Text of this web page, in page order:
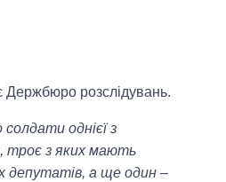
Держбюро розслідувань.
однієї з
троє з яких мають
депутатів, а ще один –